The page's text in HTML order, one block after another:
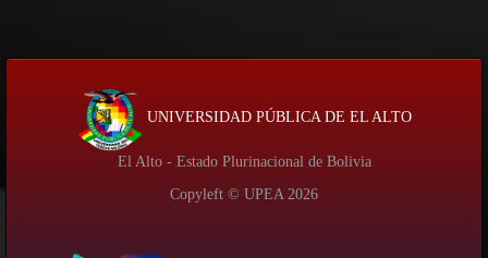
UNIVERSIDAD PÚBLICA DE EL ALTO
El Alto - Estado Plurinacional de Bolivia
Copyleft © UPEA 2026